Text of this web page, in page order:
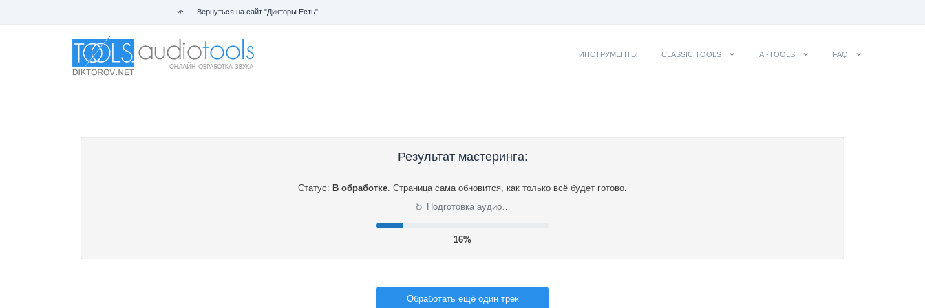
Вернуться на сайт "Дикторы Есть"
ИНСТРУМЕНТЫ CLASSIC TOOLS AI-TOOLS FAQ
Результат мастеринга:
Статус: В обработке. Страница сама обновится, как только всё будет готово.
⟳ Подготовка аудио…
16%
Обработать ещё один трек